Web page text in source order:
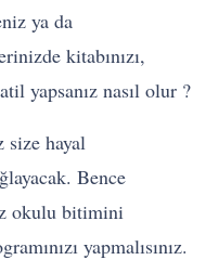
ya da
kitabınızı,
yapsanız nasıl olur ?
size hayal
Bence
okulu bitimini
yapmalısınız.